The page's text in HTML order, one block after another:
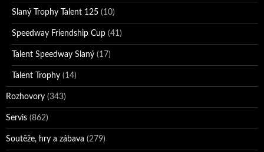
Slaný Trophy Talent 125 (10)
Speedway Friendship Cup (41)
Talent Speedway Slaný (17)
Talent Trophy (14)
Rozhovory (343)
Servis (862)
Soutěže, hry a zábava (279)